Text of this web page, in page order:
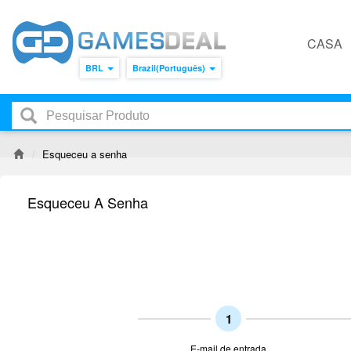
BRL Brazil(Português)
CASA
Esqueceu a senha
Esqueceu A Senha
1
E-mail de entrada